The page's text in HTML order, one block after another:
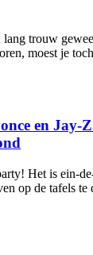
trouw
moest je
en Jay-
Het is ein-
op de tafels te